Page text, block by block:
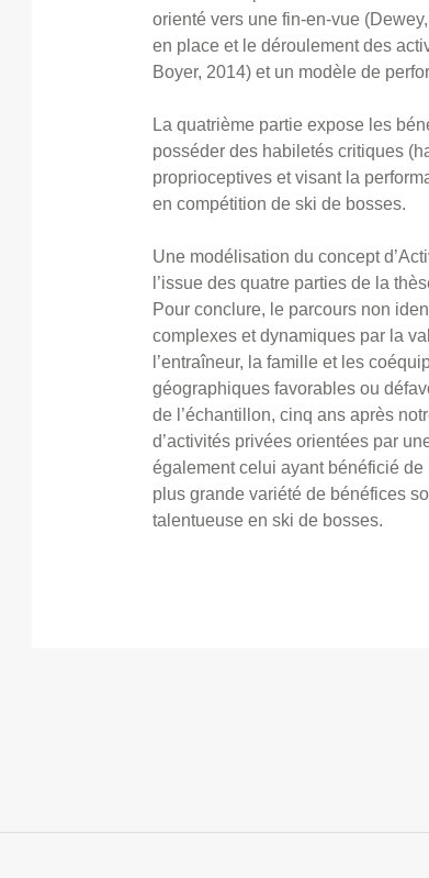
orienté vers une fin-en-vue
en place et le déroulement des
Boyer, 2014) et un modèle de
La quatrième partie expose les
posséder des habiletés critiques
proprioceptives et visant la
en compétition de ski de bosses.
Une modélisation du concept
l’issue des quatre parties de la
Pour conclure, le parcours non
complexes et dynamiques par la
l’entraîneur, la famille et les
géographiques favorables ou
de l’échantillon, cinq ans après
d’activités privées orientées par
également celui ayant bénéficié
plus grande variété de bénéfices
talentueuse en ski de bosses.